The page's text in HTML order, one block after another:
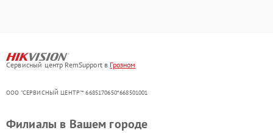
Сервисный центр RemSupport в Грозном
ООО "СЕРВИСНЫЙ ЦЕНТР"* 6685170650*668501001
Филиалы в Вашем городе